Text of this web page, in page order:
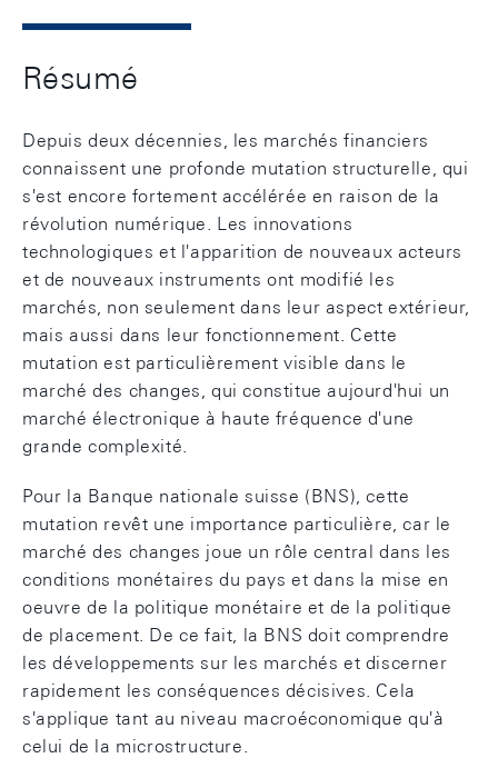
Résumé
Depuis deux décennies, les marchés financiers
connaissent une profonde mutation structurelle, qui
s'est encore fortement accélérée en raison de la
révolution numérique. Les innovations
technologiques et l'apparition de nouveaux acteurs
et de nouveaux instruments ont modifié les
marchés, non seulement dans leur aspect extérieur,
mais aussi dans leur fonctionnement. Cette
mutation est particulièrement visible dans le
marché des changes, qui constitue aujourd'hui un
marché électronique à haute fréquence d'une
grande complexité.
Pour la Banque nationale suisse (BNS), cette
mutation revêt une importance particulière, car le
marché des changes joue un rôle central dans les
conditions monétaires du pays et dans la mise en
oeuvre de la politique monétaire et de la politique
de placement. De ce fait, la BNS doit comprendre
les développements sur les marchés et discerner
rapidement les conséquences décisives. Cela
s'applique tant au niveau macroéconomique qu'à
celui de la microstructure.